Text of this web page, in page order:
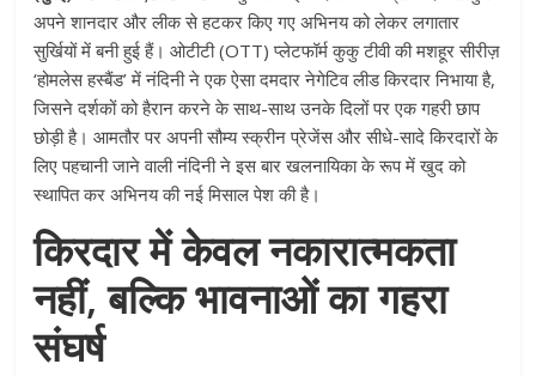
अपने शानदार और लीक से हटकर किए गए अभिनय को लेकर लगातार
सुर्खियों में बनी हुई हैं। ओटीटी (OTT) प्लेटफॉर्म कुकु टीवी की मशहूर सीरीज़
‘होमलेस हस्बैंड’ में नंदिनी ने एक ऐसा दमदार नेगेटिव लीड किरदार निभाया है,
जिसने दर्शकों को हैरान करने के साथ-साथ उनके दिलों पर एक गहरी छाप
छोड़ी है। आमतौर पर अपनी सौम्य स्क्रीन प्रेजेंस और सीधे-सादे किरदारों के
लिए पहचानी जाने वाली नंदिनी ने इस बार खलनायिका के रूप में खुद को
स्थापित कर अभिनय की नई मिसाल पेश की है।
किरदार में केवल नकारात्मकता
नहीं, बल्कि भावनाओं का गहरा
संघर्ष